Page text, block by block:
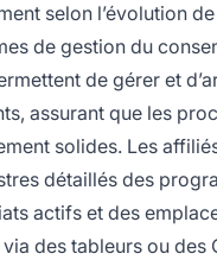
selon l’évolution
de gestion du
de gérer et
assurant que les
solides. Les
détaillés des
actifs et des
des tableurs ou des